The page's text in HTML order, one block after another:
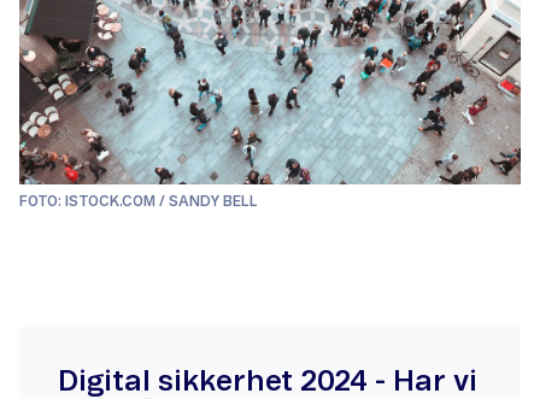
FOTO: ISTOCK.COM / SANDY BELL
Digital sikkerhet 2024 - Har vi